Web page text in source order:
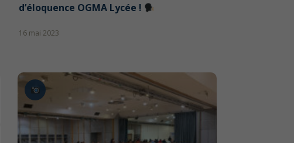
d’éloquence OGMA Lycée !
16 mai 2023